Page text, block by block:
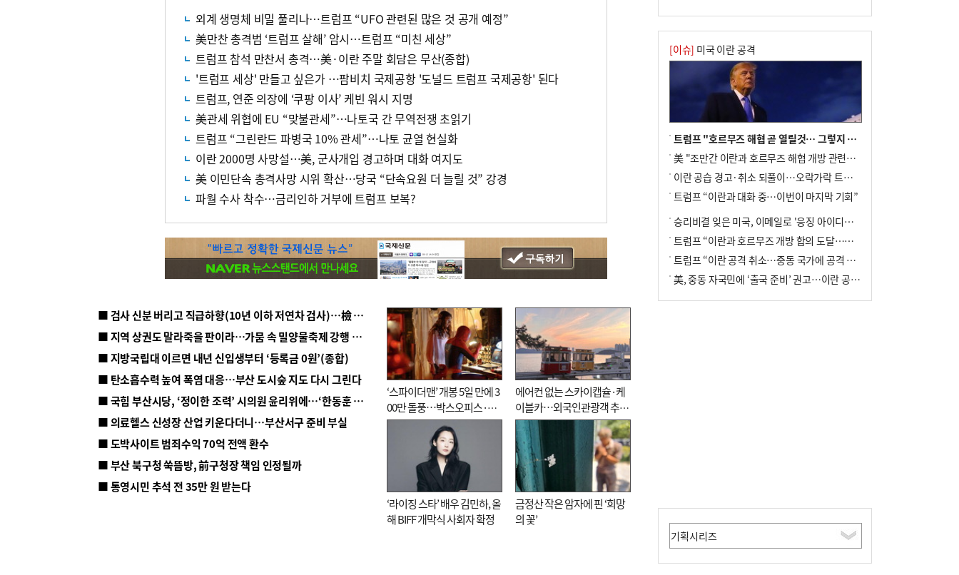
외계 생명체 비밀 풀리나…트럼프 “UFO 관련된 많은 것 공개 예정”
美만찬 총격범 ‘트럼프 살해’ 암시…트럼프 “미친 세상”
트럼프 참석 만찬서 총격…美·이란 주말 회담은 무산(종합)
'트럼프 세상' 만들고 싶은가 …팜비치 국제공항 '도널드 트럼프 국제공항' 된다
트럼프, 연준 의장에 ‘쿠팡 이사’ 케빈 워시 지명
美관세 위협에 EU “맞불관세”…나토국 간 무역전쟁 초읽기
트럼프 “그린란드 파병국 10% 관세”…나토 균열 현실화
이란 2000명 사망설…美, 군사개입 경고하며 대화 여지도
美 이민단속 총격사망 시위 확산…당국 “단속요원 더 늘릴 것” 강경
파월 수사 착수…금리인하 거부에 트럼프 보복?
■ 검사 신분 버리고 직급하향(10년 이하 저연차 검사)…檢 중수청행 기피
■ 지역 상권도 말라죽을 판이라…가뭄 속 밀양물축제 강행 논란
■ 지방국립대 이르면 내년 신입생부터 ‘등록금 0원’(종합)
■ 탄소흡수력 높여 폭염 대응…부산 도시숲 지도 다시 그린다
■ 국힘 부산시당, ‘정이한 조력’ 시의원 윤리위에…‘한동훈 지지’도 신고접수
■ 의료헬스 신성장 산업 키운다더니…부산서구 준비 부실
■ 도박사이트 범죄수익 70억 전액 환수
■ 부산 북구청 쑥뜸방, 前구청장 책임 인정될까
■ 통영시민 추석 전 35만 원 받는다
‘스파이더맨’ 개봉 5일 만에 3
00만 돌풍…박스오피스·예
매율 동시 1위
에어컨 없는 스카이캡슐·케
이블카…외국인관광객 추억
대신 고역 될라
‘라이징 스타’ 배우 김민하, 올
해 BIFF 개막식 사회자 확정
금정산 작은 암자에 핀 ‘희망
의 꽃’
[이슈] 미국 이란 공격
트럼프 "호르무즈 해협 곧 열릴것… 그렇지 않으면 이란에 강력 공격"
美 "조만간 이란과 호르무즈 해협 개방 관련된 합의 이뤄질 것"
이란 공습 경고·취소 되풀이…오락가락 트럼프 비꼰 ‘타코’
트럼프 “이란과 대화 중…이번이 마지막 기회”
승리비결 잊은 미국, 이메일로 '응징 아이디어' 구걸
트럼프 “이란과 호르무즈 개방 합의 도달…내일 대화”
트럼프 “이란 공격 취소…중동 국가에 공격 보류 요청 받아”
美, 중동 자국민에 ‘출국 준비’ 권고…이란 공습 임박설에 긴장 고조